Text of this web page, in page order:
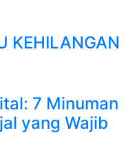
KEHILANGAN
7 Minuman
yang Wajib